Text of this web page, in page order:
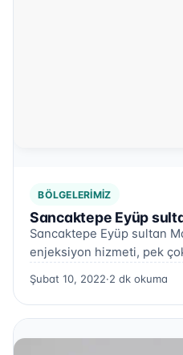
BÖLGELERIMIZ
Sancaktepe Eyüp
Sancaktepe Eyüp sultan
enjeksiyon hizmeti, pek
Şubat 10, 2022·2 dk okuma